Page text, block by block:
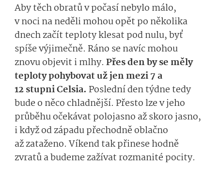
Aby těch obratů v počasí nebylo málo,
v noci na neděli mohou opět po několika
dnech začít teploty klesat pod nulu, byť
spíše výjimečně. Ráno se navíc mohou
znovu objevit i mlhy. Přes den by se měly
teploty pohybovat už jen mezi 7 a
12 stupni Celsia. Poslední den týdne tedy
bude o něco chladnější. Přesto lze v jeho
průběhu očekávat polojasno až skoro jasno,
i když od západu přechodně oblačno
až zataženo. Víkend tak přinese hodně
zvratů a budeme zažívat rozmanité pocity.